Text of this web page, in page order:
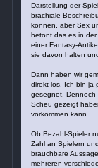
Darstellung der
brachiale
können, aber Sex
betont das es in
einer Fantasy-
sie davon halten
Dann haben wir
direkt los. Ich bin ja
gesegnet. Dennoch
Scheu gezeigt
vorkommen kann.
Ob Bezahl-Spieler
Zahl an Spielern
brauchbare
mehreren